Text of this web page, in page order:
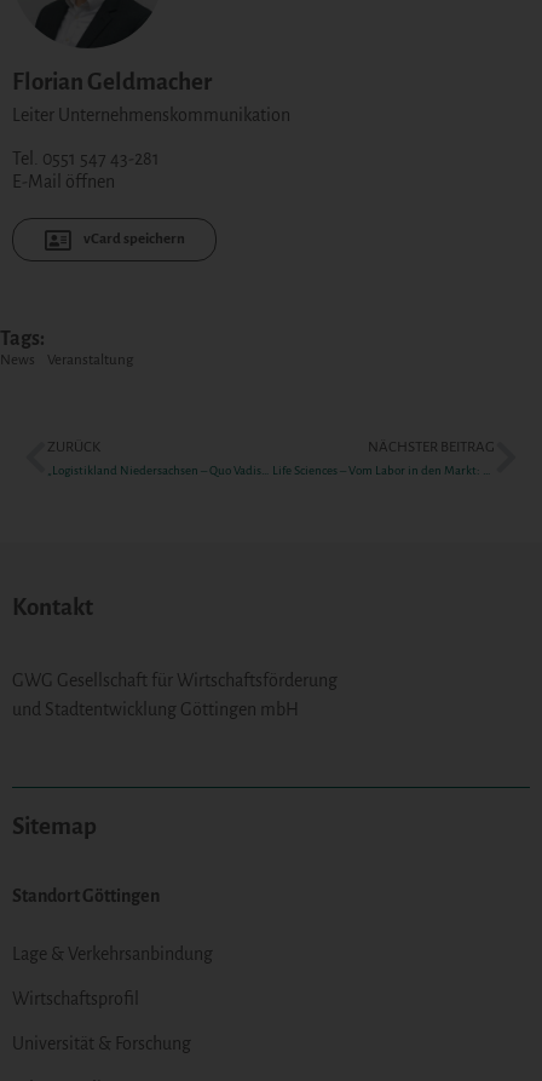
Florian Geldmacher
Leiter Unternehmenskommunikation
Tel. 0551 547 43-281
E-Mail öffnen
vCard speichern
Tags:
News Veranstaltung
ZURÜCK
„Logistikland Niedersachsen – Quo Vadis?“ am 03. Dezember 2025
NÄCHSTER BEITRAG
Life Sciences – Vom Labor in den Markt: Welche Kooperationsstrukturen brauchen wir?
Kontakt
GWG Gesellschaft für Wirtschaftsförderung
und Stadtentwicklung Göttingen mbH
Sitemap
Standort Göttingen
Lage & Verkehrsanbindung
Wirtschaftsprofil
Universität & Forschung